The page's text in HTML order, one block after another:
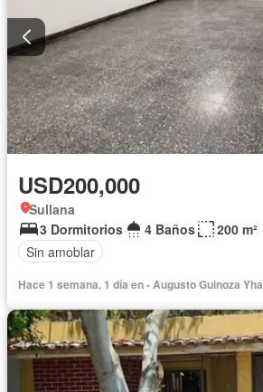
USD200,000
Sullana
3 Dormitorios
4 Baños
200 m²
Sin amoblar
Hace 1 semana, 1 día en - Augusto Guinoza Yha